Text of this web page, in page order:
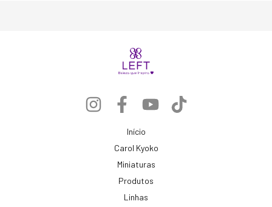
Início
Carol Kyoko
Miniaturas
Produtos
Linhas